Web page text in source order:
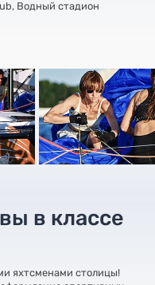
Водный стадион
в классе
яхтсменами столицы!